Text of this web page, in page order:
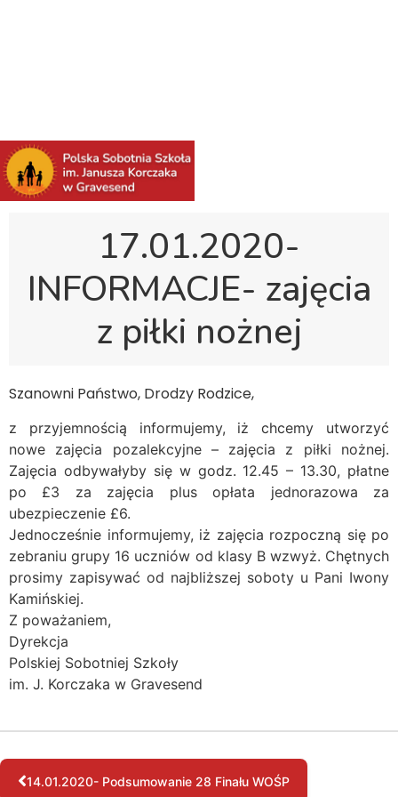
17.01.2020-
INFORMACJE- zajęcia
z piłki nożnej
Szanowni Państwo, Drodzy Rodzice,
z przyjemnością informujemy, iż chcemy utworzyć
nowe zajęcia pozalekcyjne – zajęcia z piłki nożnej.
Zajęcia odbywałyby się w godz. 12.45 – 13.30, płatne
po £3 za zajęcia plus opłata jednorazowa za
ubezpieczenie £6.
Jednocześnie informujemy, iż zajęcia rozpoczną się po
zebraniu grupy 16 uczniów od klasy B wzwyż. Chętnych
prosimy zapisywać od najbliższej soboty u Pani Iwony
Kamińskiej.
Z poważaniem,
Dyrekcja
Polskiej Sobotniej Szkoły
im. J. Korczaka w Gravesend
14.01.2020- Podsumowanie 28 Finału WOŚP